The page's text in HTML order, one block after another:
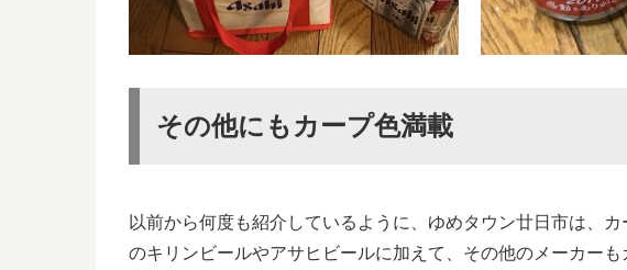
その他にもカープ色満載
以前から何度も紹介しているように、ゆめタウン廿日市は、
のキリンビールやアサヒビールに加えて、その他のメーカー